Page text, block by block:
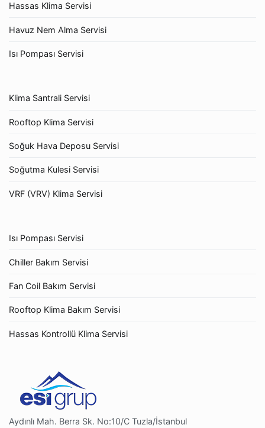
Hassas Klima Servisi
Havuz Nem Alma Servisi
Isı Pompası Servisi
Klima Santrali Servisi
Rooftop Klima Servisi
Soğuk Hava Deposu Servisi
Soğutma Kulesi Servisi
VRF (VRV) Klima Servisi
Isı Pompası Servisi
Chiller Bakım Servisi
Fan Coil Bakım Servisi
Rooftop Klima Bakım Servisi
Hassas Kontrollü Klima Servisi
Aydınlı Mah. Berra Sk. No:10/C Tuzla/İstanbul